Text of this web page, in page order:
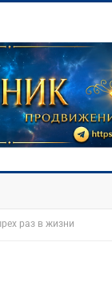
раз в жизни